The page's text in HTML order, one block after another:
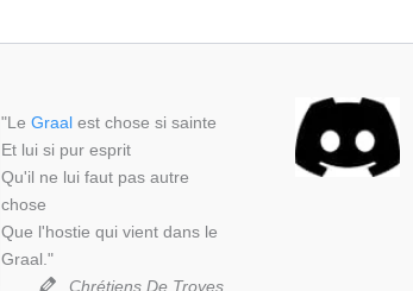
"Le Graal est chose si sainte
Et lui si pur esprit
Qu'il ne lui faut pas autre
chose
Que l'hostie qui vient dans le
Graal."
Chrétiens De Troyes